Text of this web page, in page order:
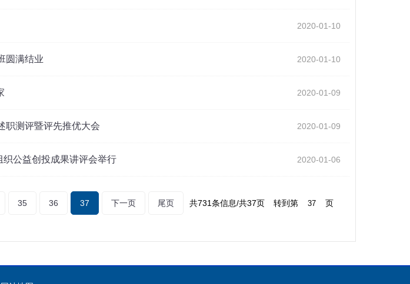
2020-01-10
2020-01-10
圆满结业
2020-01-09
2020-01-09
职测评暨评先推优大会
2020-01-06
公益创投成果讲评会举行
35 36 37 下一页 尾页 共731条信息/共37页 转到第 页